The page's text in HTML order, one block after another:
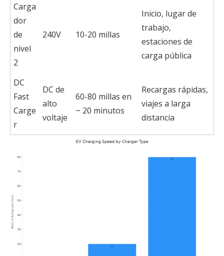
Carga
dor
de
nivel
2
240V 10-20 millas
Inicio, lugar de
trabajo,
estaciones de
carga pública
DC
Fast
Carge
r
DC de
alto
voltaje
60-80 millas en
~ 20 minutos
Recargas rápidas,
viajes a larga
distancia